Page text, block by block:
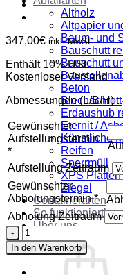
Altholz
Altpapier
Baum- und
Bauschutt
Bauschutt
Beton
Blechschrott
Erdaushub
Eternit /
Künstliche
Reifen
Sperrmüll
XPS Platten
Ziegel
Containerarten
So funktioniert’s
Über uns
Kontakt
347,00€ inkl. MwSt
Enthält 10% USt.
Kostenloser Versand
Abmessungen (L/B/H)
Gewünschter
Aufstellungstermin
*
Aufstellung Zeitraum
Gewünschter
Abholungstermin*
Abholung Zeitraum
Mulde
Typ
10
Menge
In den Warenkorb